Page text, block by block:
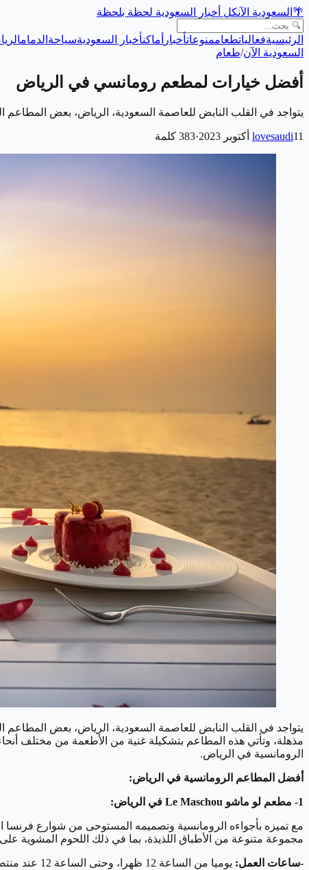
🌴 السعودية الآنكل أخبار السعودية لحظة بلحظة
الرئيسيةفعالياتطعاممنوعاتأخبار أماكنأخبار السعوديةسياحة الدمام
السعودية الآن/طعام
أفضل خيارات لمطعم رومانسي في الرياض
يتواجد في القلب النابض للعاصمة السعودية، الرياض، بعض المطاعم
lovesaudi11 أكتوبر 2023 ·
383 كلمة
يتواجد في القلب النابض للعاصمة السعودية، الرياض، بعض المطاعم
مذهلة، وتأتي هذه المطاعم بتشكيلة غنية من الأطعمة من مختلف
الرومانسية في الرياض.
أفضل المطاعم الرومانسية في الرياض:
1- مطعم لو ماشو Le Maschou في الرياض:
مجموعة متنوعة من الأطباق اللذيذة، بما في ذلك اللحوم المشوية
-ساعات العمل: يوميا من الساعة 12 ظهرا، وحتى الساعة 12 عند منتصف الليل.